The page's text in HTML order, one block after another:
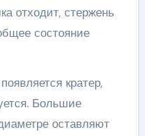
отходит, стержень
состояние
кратер,
Большие
оставляют